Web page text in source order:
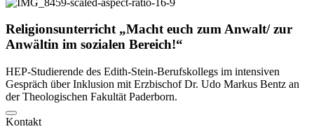
Religionsunterricht „Machteuch zumAnwalt/zur
Anwältin im sozialen Bereich!“
HEP-Studierende des Edith-Stein-Berufskollegs im intensiven
Gespräch über Inklusion mit Erzbischof Dr. Udo Markus Bentz an
der Theologischen Fakultät Paderborn.
Kontakt